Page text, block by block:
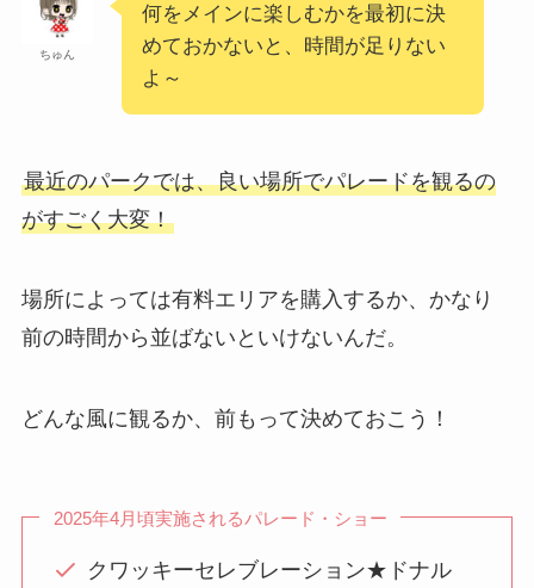
ちゅん
何をメインに楽しむかを最初に決
めておかないと、時間が足りない
よ～
最近のパークでは、良い場所でパレードを観るの
がすごく大変！
場所によっては有料エリアを購入するか、かなり
前の時間から並ばないといけないんだ。
どんな風に観るか、前もって決めておこう！
2025年4月頃実施されるパレード・ショー
クワッキーセレブレーション★ドナル